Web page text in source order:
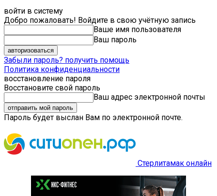
войти в систему
Добро пожаловать! Войдите в свою учётную запись
Ваше имя пользователя
Ваш пароль
Забыли пароль? получить помощь
Политика конфиденциальности
восстановление пароля
Восстановите свой пароль
Ваш адрес электронной почты
Пароль будет выслан Вам по электронной почте.
Стерлитамак онлайн